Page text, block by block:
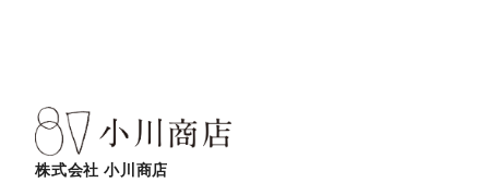
株式会社 小川商店